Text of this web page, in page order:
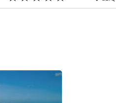
eventos/2024/04/giro-
ou as
pela PANROTAS Editora é
Não reproduza o conteúdo